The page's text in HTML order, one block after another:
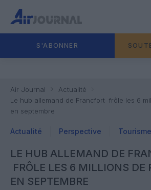
S'ABONNER
Air Journal
Actualité
Le hub allemand de Francfort frôle les 6
en septembre
Actualité Perspective Tourisme
LE HUB ALLEMAND DE
FRÔLE LES 6 MILLIONS DE
EN SEPTEMBRE